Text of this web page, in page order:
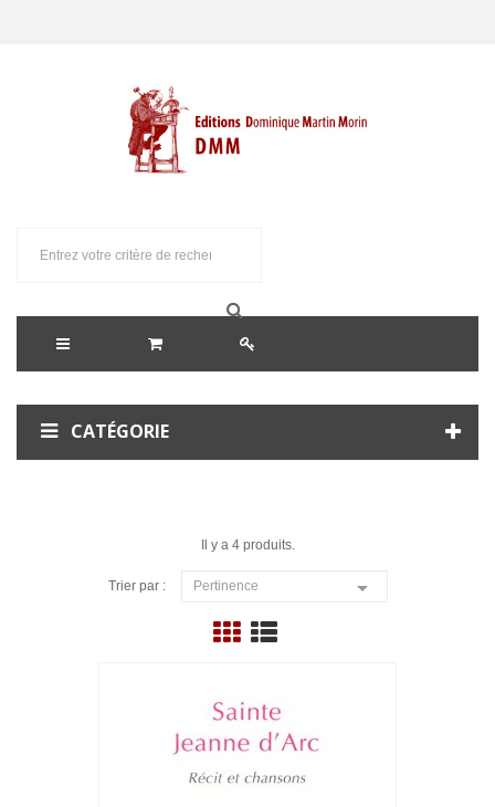
CATÉGORIE
Il y a 4 produits.
Trier par : Pertinence 